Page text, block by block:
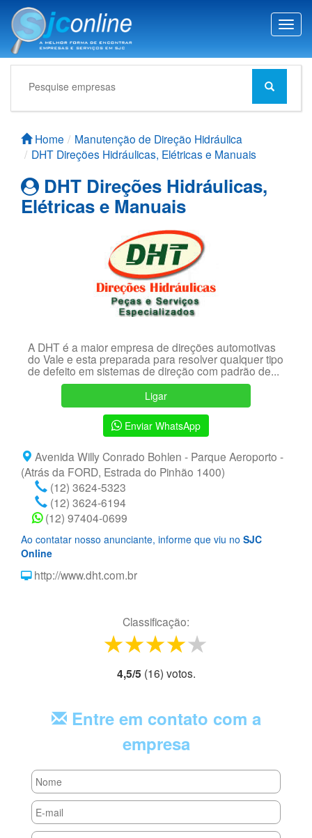
T
o
g
g
n
Home
Manutenção de Direção Hidráulica
DHT Direções Hidráulicas, Elétricas e Manuais
DHT Direções Hidráulicas,
Elétricas e Manuais
A DHT é a maior empresa de direções automotivas
do Vale e esta preparada para resolver qualquer tipo
de defeito em sistemas de direção com padrão de...
Ligar
Enviar WhatsApp
Avenida Willy Conrado Bohlen - Parque Aeroporto -
(Atrás da FORD, Estrada do Pinhão 1400)
(12) 3624-5323
(12) 3624-6194
(12) 97404-0699
Ao contatar nosso anunciante, informe que viu no SJC
Online
http://www.dht.com.br
Classificação:
4 stars
3 stars
2 stars
1 star
4,5/5 (16) votos.
Entre em contato com a
empresa